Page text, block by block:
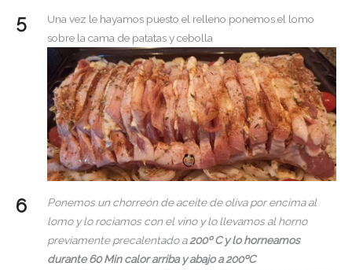
Una vez le hayamos puesto el relleno ponemos el lomo
sobre la cama de patatas y cebolla
Ponemos un chorreón de aceite de oliva por encima al
lomo y lo rociamos con el vino y lo llevamos al horno
previamente precalentado a200º C y lo horneamos
durante 60 Min calor arriba y abajo a 200ºC